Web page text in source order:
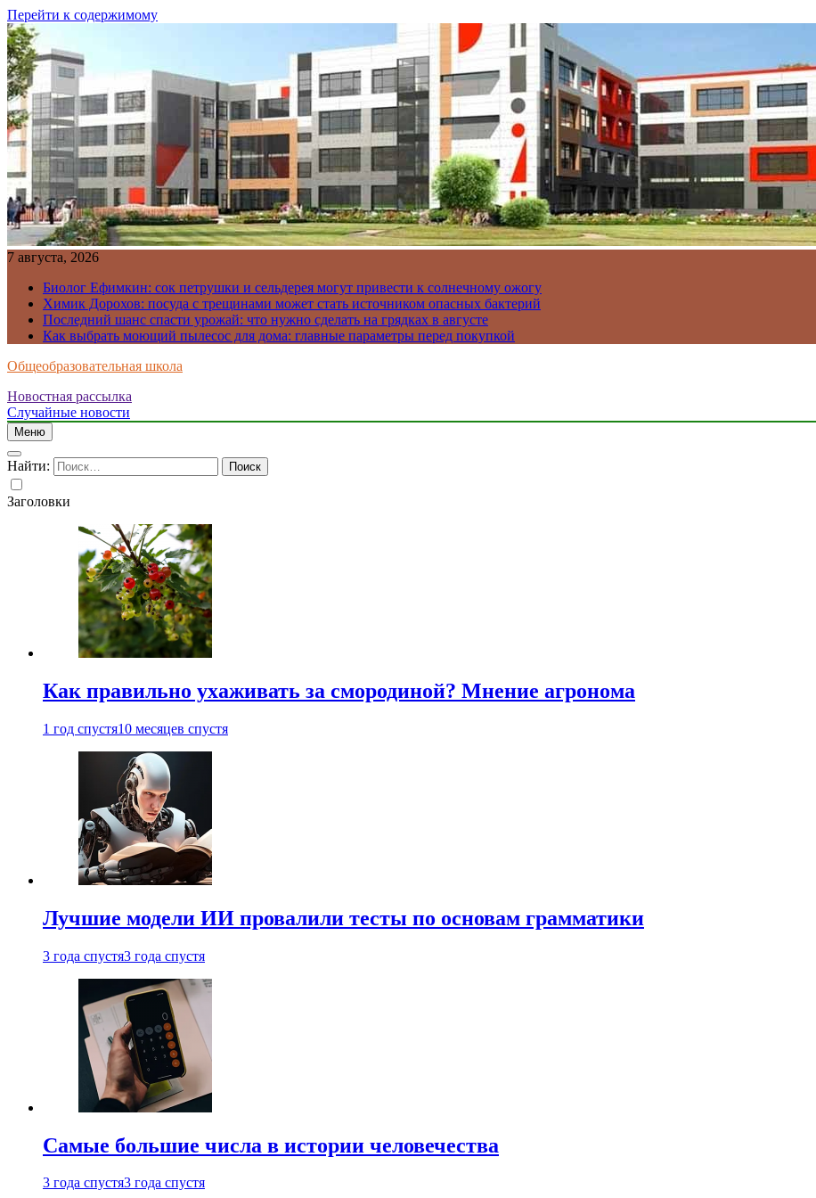
Перейти к содержимому
7 августа, 2026
Биолог Ефимкин: сок петрушки и сельдерея могут привести к солнечному ожогу
Химик Дорохов: посуда с трещинами может стать источником опасных бактерий
Последний шанс спасти урожай: что нужно сделать на грядках в августе
Как выбрать моющий пылесос для дома: главные параметры перед покупкой
Общеобразовательная школа
Новостная рассылка
Случайные новости
Меню
Найти:
Заголовки
Как правильно ухаживать за смородиной? Мнение агронома
1 год спустя10 месяцев спустя
Лучшие модели ИИ провалили тесты по основам грамматики
3 года спустя3 года спустя
Самые большие числа в истории человечества
3 года спустя3 года спустя